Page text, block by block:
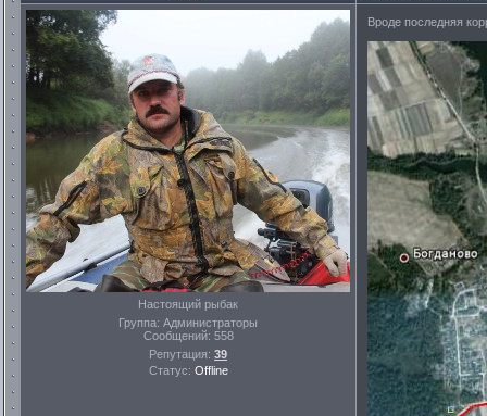
Настоящий рыбак
Группа: Администраторы
Сообщений: 558
Репутация: 39
Статус: Offline
Вроде последняя